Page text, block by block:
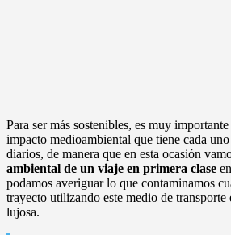
Para ser más sostenibles, es muy
impacto medioambiental que tiene cada
diarios, de manera que en esta ocasión
ambiental de un viaje en primera clase
podamos averiguar lo que contaminamos
trayecto utilizando este medio de transporte
lujosa.